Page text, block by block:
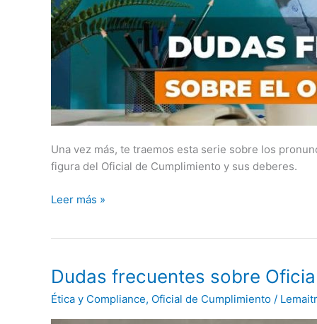
Una vez más, te traemos esta serie sobre los
figura del Oficial de Cumplimiento y sus deberes.
Leer más »
Dudas frecuentes sobre
Ética y Compliance, Oficial de Cumplimiento /
Dudas
frecuentes
sobre